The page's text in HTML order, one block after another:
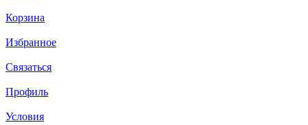
Корзина
Избранное
Связаться
Профиль
Условия